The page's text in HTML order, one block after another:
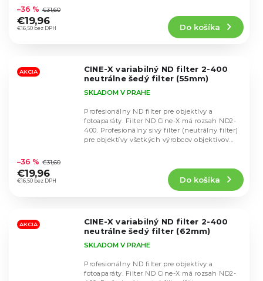
hodnotenie
produktu
je
hviezdičiek.
€16,50 bez DPH
–36 % €31,60
€19,96
Do košíka
AKCIA
CINE-X variabilný ND filter 2-400
neutrálne šedý filter (55mm)
hodnotenie
produktu
je
hviezdičiek.
SKLADOM V PRAHE
€16,50 bez DPH
–36 % €31,60
€19,96
Do košíka
Profesionálny ND filter pre objektívy a
fotoaparáty. Filter ND Cine-X má rozsah ND2-
400. Profesionálny sivý filter (neutrálny filter)
pre objektívy všetkých výrobcov objektívov...
AKCIA
CINE-X variabilný ND filter 2-400
neutrálne šedý filter (62mm)
SKLADOM V PRAHE
Profesionálny ND filter pre objektívy a
fotoaparáty. Filter ND Cine-X má rozsah ND2-